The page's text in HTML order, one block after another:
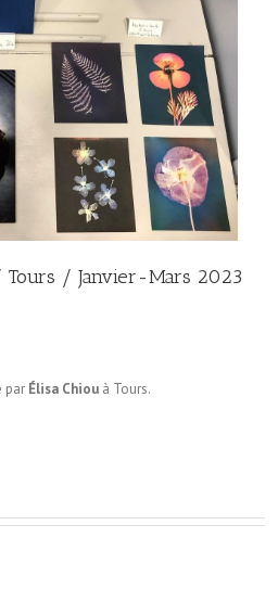
/ Janvier-Mars 2023
par Élisa Chiou à Tours.